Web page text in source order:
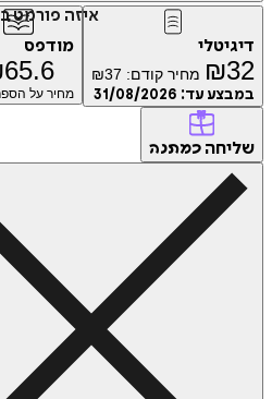
איזה פורמט בא לך?
₪ מחיר קודם: ₪37
עד:31/08/2026
מודפס
₪65.6
מחיר על הספר: ₪82
כמתנה